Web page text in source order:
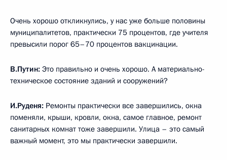
Очень хорошо откликнулись, у нас уже больше половины
муниципалитетов, практически 75 процентов, где учителя
превысили порог 65–70 процентов вакцинации.
В.Путин: Это правильно и очень хорошо. А материально-
техническое состояние зданий и сооружений?
И.Руденя: Ремонты практически все завершились, окна
поменяли, крыши, кровли, окна, самое главное, ремонт
санитарных комнат тоже завершили. Улица – это самый
важный момент, это мы практически завершили.